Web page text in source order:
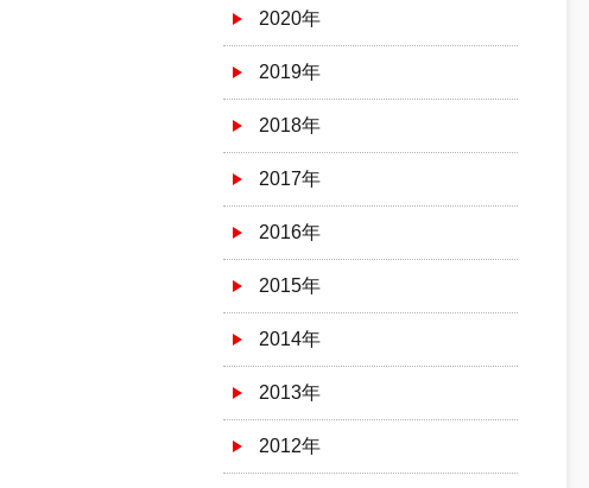
2020年
2019年
2018年
2017年
2016年
2015年
2014年
2013年
2012年